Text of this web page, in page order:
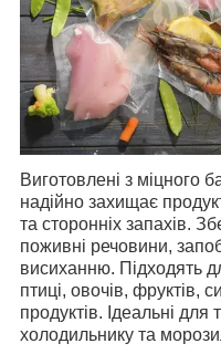
Виготовлені з міцного
надійно захищає
та сторонніх запахів.
поживні речовини,
висиханню. Підходять
птиці, овочів, фруктів,
продуктів. Ідеальні для
холодильнику та